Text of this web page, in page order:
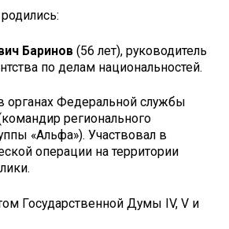
Баринов (56 лет), руководитель
по делам национальностей.
органах Федеральной службы
регионального
«Альфа»). Участвовал в
операции на территории
Государственной Думы IV, V и